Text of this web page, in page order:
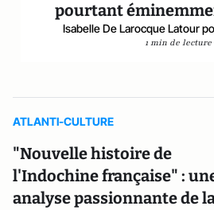
pourtant
Isabelle De Larocque Latour
1 min de lecture
ATLANTI-CULTURE
"Nouvelle histoire de
l'Indochine française" :
analyse passionnante de